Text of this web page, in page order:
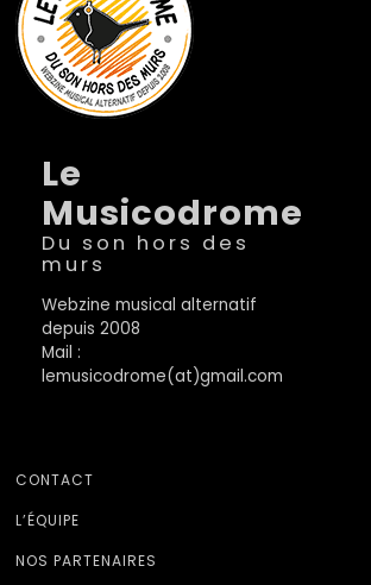
Le
Musicodrome
Du son hors des
murs
Webzine musical alternatif
depuis 2008
Mail :
lemusicodrome(at)gmail.com
CONTACT
L’ÉQUIPE
NOS PARTENAIRES